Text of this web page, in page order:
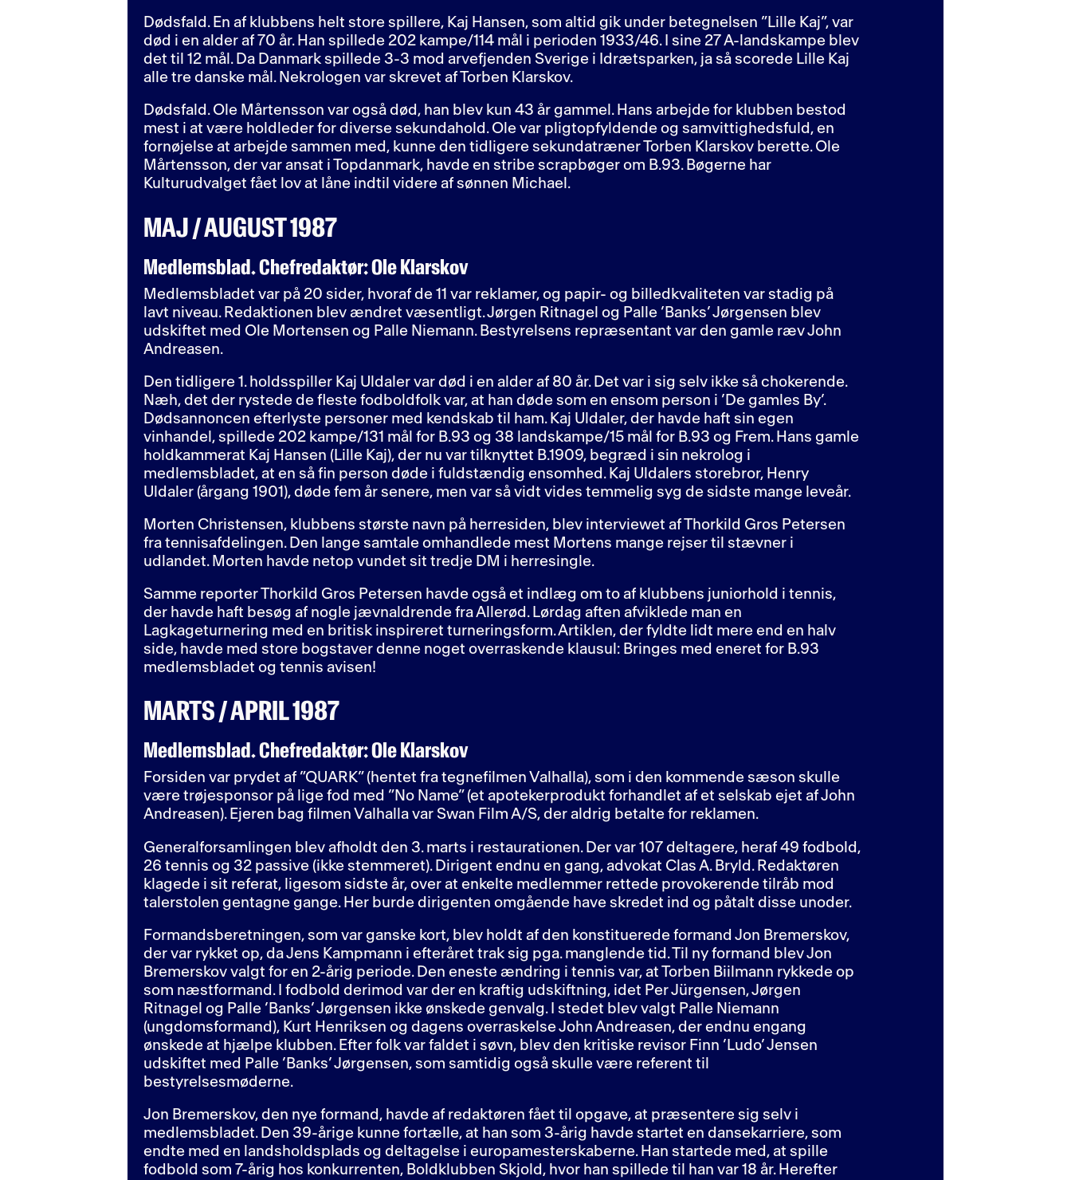
Dødsfald. En af klubbens helt store spillere, Kaj Hansen, som altid gik under betegnelsen ”Lille Kaj”, var
død i en alder af 70 år. Han spillede 202 kampe/114 mål i perioden 1933/46. I sine 27 A-landskampe blev
det til 12 mål. Da Danmark spillede 3-3 mod arvefjenden Sverige i Idrætsparken, ja så scorede Lille Kaj
alle tre danske mål. Nekrologen var skrevet af Torben Klarskov.
Dødsfald. Ole Mårtensson var også død, han blev kun 43 år gammel. Hans arbejde for klubben bestod
mest i at være holdleder for diverse sekundahold. Ole var pligtopfyldende og samvittighedsfuld, en
fornøjelse at arbejde sammen med, kunne den tidligere sekundatræner Torben Klarskov berette. Ole
Mårtensson, der var ansat i Topdanmark, havde en stribe scrapbøger om B.93. Bøgerne har
Kulturudvalget fået lov at låne indtil videre af sønnen Michael.
MAJ / AUGUST 1987
Medlemsblad. Chefredaktør: Ole Klarskov
Medlemsbladet var på 20 sider, hvoraf de 11 var reklamer, og papir- og billedkvaliteten var stadig på
lavt niveau. Redaktionen blev ændret væsentligt. Jørgen Ritnagel og Palle ’Banks’ Jørgensen blev
udskiftet med Ole Mortensen og Palle Niemann. Bestyrelsens repræsentant var den gamle ræv John
Andreasen.
Den tidligere 1. holdsspiller Kaj Uldaler var død i en alder af 80 år. Det var i sig selv ikke så chokerende.
Næh, det der rystede de fleste fodboldfolk var, at han døde som en ensom person i ’De gamles By’.
Dødsannoncen efterlyste personer med kendskab til ham. Kaj Uldaler, der havde haft sin egen
vinhandel, spillede 202 kampe/131 mål for B.93 og 38 landskampe/15 mål for B.93 og Frem. Hans gamle
holdkammerat Kaj Hansen (Lille Kaj), der nu var tilknyttet B.1909, begræd i sin nekrolog i
medlemsbladet, at en så fin person døde i fuldstændig ensomhed. Kaj Uldalers storebror, Henry
Uldaler (årgang 1901), døde fem år senere, men var så vidt vides temmelig syg de sidste mange leveår.
Morten Christensen, klubbens største navn på herresiden, blev interviewet af Thorkild Gros Petersen
fra tennisafdelingen. Den lange samtale omhandlede mest Mortens mange rejser til stævner i
udlandet. Morten havde netop vundet sit tredje DM i herresingle.
Samme reporter Thorkild Gros Petersen havde også et indlæg om to af klubbens juniorhold i tennis,
der havde haft besøg af nogle jævnaldrende fra Allerød. Lørdag aften afviklede man en
Lagkageturnering med en britisk inspireret turneringsform. Artiklen, der fyldte lidt mere end en halv
side, havde med store bogstaver denne noget overraskende klausul: Bringes med eneret for B.93
medlemsbladet og tennis avisen!
MARTS / APRIL 1987
Medlemsblad. Chefredaktør: Ole Klarskov
Forsiden var prydet af ”QUARK” (hentet fra tegnefilmen Valhalla), som i den kommende sæson skulle
være trøjesponsor på lige fod med ”No Name” (et apotekerprodukt forhandlet af et selskab ejet af John
Andreasen). Ejeren bag filmen Valhalla var Swan Film A/S, der aldrig betalte for reklamen.
Generalforsamlingen blev afholdt den 3. marts i restaurationen. Der var 107 deltagere, heraf 49 fodbold,
26 tennis og 32 passive (ikke stemmeret). Dirigent endnu en gang, advokat Clas A. Bryld. Redaktøren
klagede i sit referat, ligesom sidste år, over at enkelte medlemmer rettede provokerende tilråb mod
talerstolen gentagne gange. Her burde dirigenten omgående have skredet ind og påtalt disse unoder.
Formandsberetningen, som var ganske kort, blev holdt af den konstituerede formand Jon Bremerskov,
der var rykket op, da Jens Kampmann i efteråret trak sig pga. manglende tid. Til ny formand blev Jon
Bremerskov valgt for en 2-årig periode. Den eneste ændring i tennis var, at Torben Biilmann rykkede op
som næstformand. I fodbold derimod var der en kraftig udskiftning, idet Per Jürgensen, Jørgen
Ritnagel og Palle ’Banks’ Jørgensen ikke ønskede genvalg. I stedet blev valgt Palle Niemann
(ungdomsformand), Kurt Henriksen og dagens overraskelse John Andreasen, der endnu engang
ønskede at hjælpe klubben. Efter folk var faldet i søvn, blev den kritiske revisor Finn ’Ludo’ Jensen
udskiftet med Palle ’Banks’ Jørgensen, som samtidig også skulle være referent til
bestyrelsesmøderne.
Jon Bremerskov, den nye formand, havde af redaktøren fået til opgave, at præsentere sig selv i
medlemsbladet. Den 39-årige kunne fortælle, at han som 3-årig havde startet en dansekarriere, som
endte med en landsholdsplads og deltagelse i europamesterskaberne. Han startede med, at spille
fodbold som 7-årig hos konkurrenten, Boldklubben Skjold, hvor han spillede til han var 18 år. Herefter